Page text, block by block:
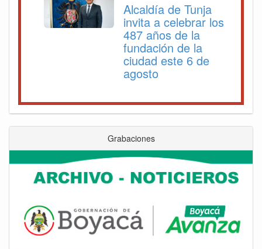
Alcaldía de Tunja
invita a celebrar los
487 años de la
fundación de la
ciudad este 6 de
agosto
Grabaciones